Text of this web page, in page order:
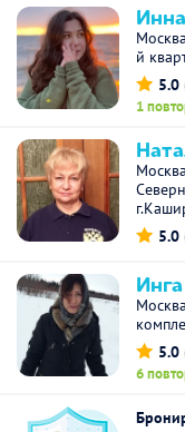
й
5.0
1
5.0
5.0
6